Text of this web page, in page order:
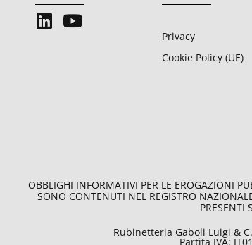
Privacy
Cookie Policy (UE)
OBBLIGHI INFORMATIVI PER LE EROGAZIONI
SONO CONTENUTI NEL REGISTRO
PRESENTI
Rubinetteria Gaboli Luigi &
Partita IVA: